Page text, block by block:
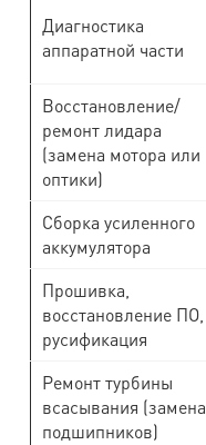
Диагностика
аппаратной части
Восстановление/
ремонт лидара
(замена мотора или
оптики)
Сборка усиленного
аккумулятора
Прошивка,
восстановление ПО,
русификация
Ремонт турбины
всасывания (замена
подшипников)